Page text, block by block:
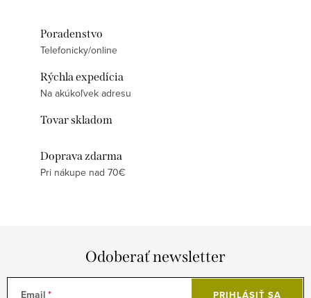
Poradenstvo
Telefonicky/online
Rýchla expedícia
Na akúkoľvek adresu
Tovar skladom
Doprava zdarma
Pri nákupe nad 70€
Odoberať newsletter
Email PRIHLÁSIŤ SA